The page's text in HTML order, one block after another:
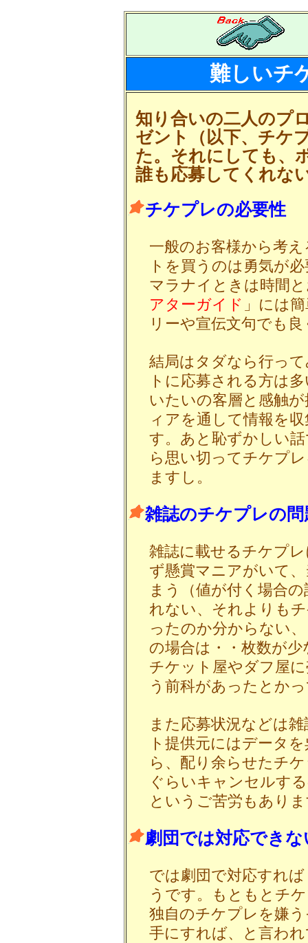
難しいチ
知り合いの二人のプ
ゼント（以下、チケ
た。それにしても、
誰も応募してくれな
チケプレの必要性
一般のお客様から考
トを買うのは勇気が
マラナイときは時間
アターガイド 」には
リーや宣伝文句でも
結局はタダなら行っ
トに応募される方は
いたいの客層と感触
ィアを通して情報を
す。あと恥ずかしい
ら思い切ってチケプ
ますし。
雑誌のチケプレの問
雑誌に載せるチケプ
ず懸賞マニアがいて
まう（値が付く場合
れない、それよりも
ったのか分からない
の場合は・・枚数が
チケット屋やダフ屋
う前科があったとか
また応募状況などは
ト提供元にはデータ
ら、配り余らせたチ
ぐらいキャンセルす
というご苦労もあり
劇団では対応できな
では劇団で対応すれ
うです。もともとチ
独自のチケプレを嫌
手にすれば、と言わ